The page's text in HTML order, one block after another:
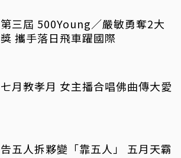
第三屆 500Young／嚴敏勇奪2大
獎 攜手落日飛車躍國際
七月教孝月 女主播合唱佛曲傳大愛
告五人拆夥變「靠五人」 五月天霸